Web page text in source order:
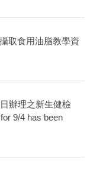
取食用油脂教學資
辦理之新生健檢
9/4 has been